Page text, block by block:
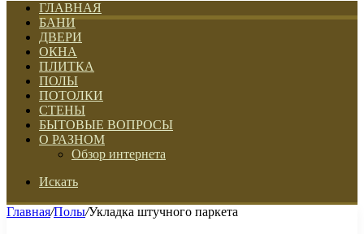
ГЛАВНАЯ
БАНИ
ДВЕРИ
ОКНА
ПЛИТКА
ПОЛЫ
ПОТОЛКИ
СТЕНЫ
БЫТОВЫЕ ВОПРОСЫ
О РАЗНОМ
Обзор интернета
Искать
Главная/Полы/Укладка штучного паркета